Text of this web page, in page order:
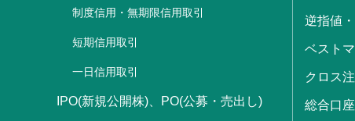
制度信用・無期限信用取引
短期信用取引
一日信用取引
IPO(新規公開株)、PO(公募・売出し)
逆指値
ベスト
クロス
総合口